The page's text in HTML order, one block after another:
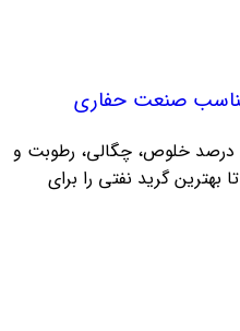
صنعت حفاری
خلوص، چگالی، رطوبت و
بهترین گرید نفتی را برای